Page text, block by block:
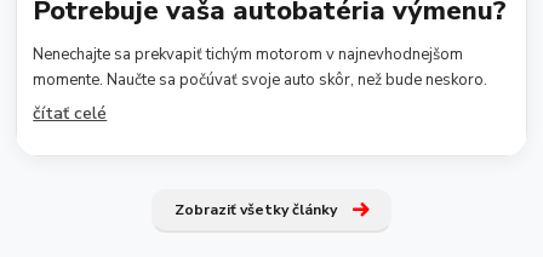
Potrebuje vaša autobatéria výmenu?
Nenechajte sa prekvapiť tichým motorom v najnevhodnejšom
momente. Naučte sa počúvať svoje auto skôr, než bude neskoro.
čítať celé
Zobraziť všetky články